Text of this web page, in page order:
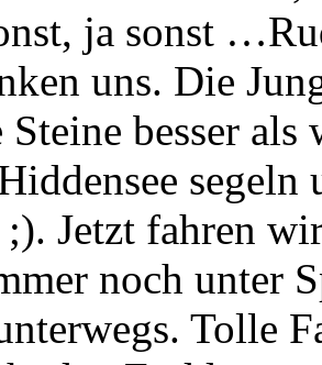
ja sonst
uns. Die
besser
;). Jetzt fahren
noch unter
Tolle